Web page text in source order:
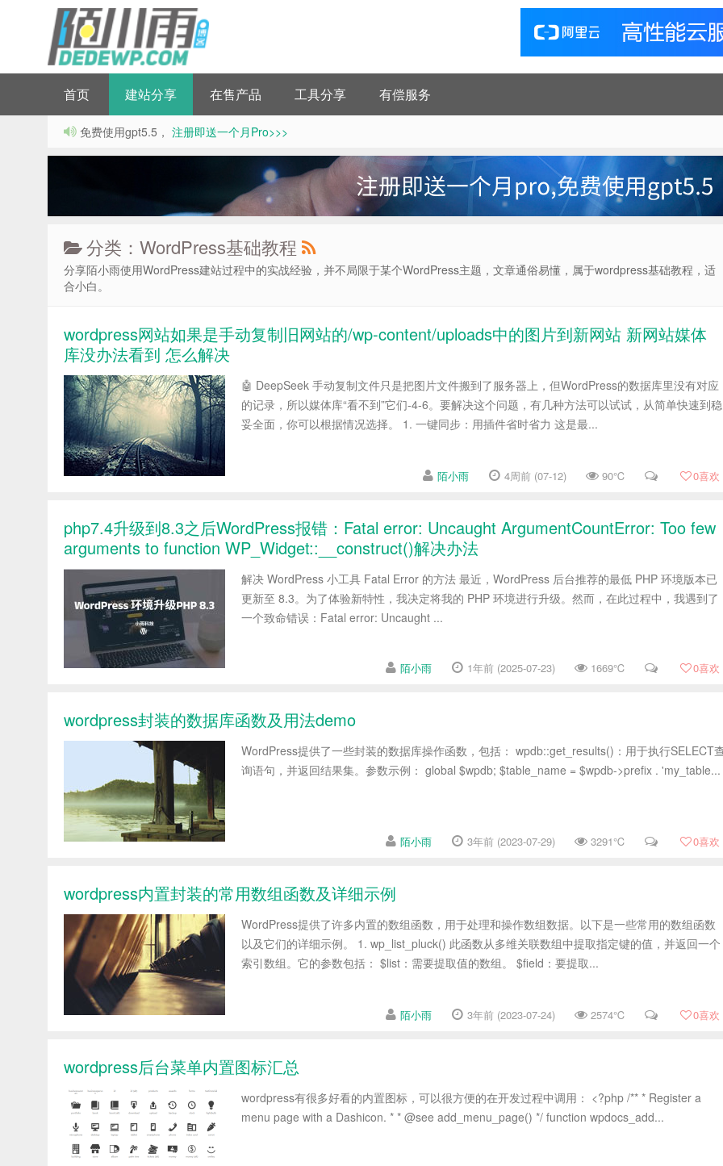
首页 建站分享 在售产品 工具分享 有偿服务
免费使用gpt5.5， 注册即送一个月Pro>>>
分类：WordPress基础教程
分享陌小雨使用WordPress建站过程中的实战经验，并不局限于某个WordPress主题，文章通俗易懂，属于wordpress基础教程，适
合小白。
wordpress网站如果是手动复制旧网站的/wp-content/uploads中的图片到新网站 新网站媒体
库没办法看到 怎么解决
🤖 DeepSeek 手动复制文件只是把图片文件搬到了服务器上，但WordPress的数据库里没有对应
的记录，所以媒体库“看不到”它们-4-6。要解决这个问题，有几种方法可以试试，从简单快速到稳
妥全面，你可以根据情况选择。 1. 一键同步：用插件省时省力 这是最...
陌小雨 4周前 (07-12) 90℃ 0喜欢
php7.4升级到8.3之后WordPress报错：Fatal error: Uncaught ArgumentCountError: Too few
arguments to function WP_Widget::__construct()解决办法
解决 WordPress 小工具 Fatal Error 的方法 最近，WordPress 后台推荐的最低 PHP 环境版本已
更新至 8.3。为了体验新特性，我决定将我的 PHP 环境进行升级。然而，在此过程中，我遇到了
一个致命错误：Fatal error: Uncaught ...
陌小雨 1年前 (2025-07-23) 1669℃ 0喜欢
wordpress封装的数据库函数及用法demo
WordPress提供了一些封装的数据库操作函数，包括： wpdb::get_results()：用于执行SELECT
询语句，并返回结果集。参数示例： global $wpdb; $table_name = $wpdb->prefix . 'my_table...
陌小雨 3年前 (2023-07-29) 3291℃ 0喜欢
wordpress内置封装的常用数组函数及详细示例
WordPress提供了许多内置的数组函数，用于处理和操作数组数据。以下是一些常用的数组函数
以及它们的详细示例。 1. wp_list_pluck() 此函数从多维关联数组中提取指定键的值，并返回一个
索引数组。它的参数包括： $list：需要提取值的数组。 $field：要提取...
陌小雨 3年前 (2023-07-24) 2574℃ 0喜欢
wordpress后台菜单内置图标汇总
wordpress有很多好看的内置图标，可以很方便的在开发过程中调用： <?php /** * Register a
menu page with a Dashicon. * * @see add_menu_page() */ function wpdocs_add...